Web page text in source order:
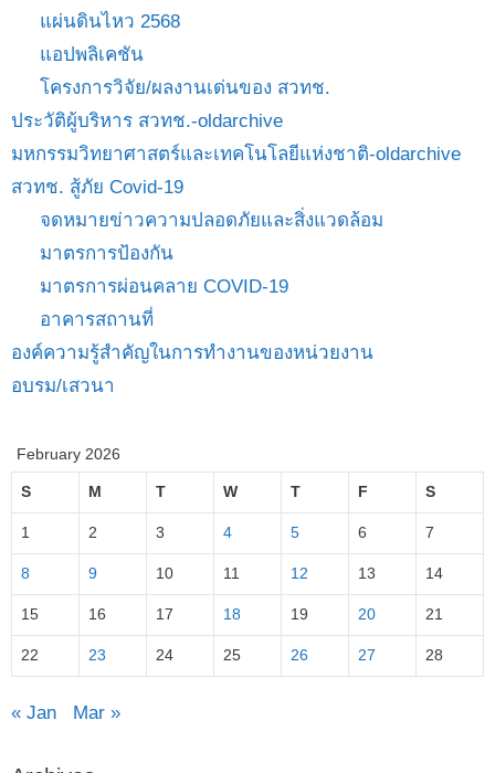
แผ่นดินไหว 2568
แอปพลิเคชัน
โครงการวิจัย/ผลงานเด่นของ สวทช.
ประวัติผู้บริหาร สวทช.-oldarchive
มหกรรมวิทยาศาสตร์และเทคโนโลยีแห่งชาติ-oldarchive
สวทช. สู้ภัย Covid-19
จดหมายข่าวความปลอดภัยและสิ่งแวดล้อม
มาตรการป้องกัน
มาตรการผ่อนคลาย COVID-19
อาคารสถานที่
องค์ความรู้สำคัญในการทำงานของหน่วยงาน
อบรม/เสวนา
February 2026
S M T W T F S
1 2 3 4 5 6 7
8 9 10 11 12 13 14
15 16 17 18 19 20 21
22 23 24 25 26 27 28
« Jan Mar »